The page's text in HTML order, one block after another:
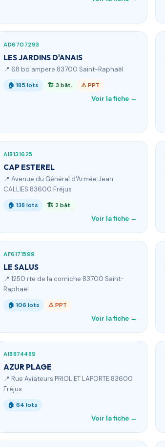
AD6707293
LES JARDINS D'ANAIS
📍 68 bd ampere 83700 Saint-Raphaël
🏠 185 lots 🏗 3 bât. ⚠ PPT
Voir la fiche →
AI8131625
CAP ESTEREL
📍 Avenue du Général d'Armée Jean
CALLIES 83600 Fréjus
🏠 138 lots 🏗 2 bât.
Voir la fiche →
AF6171599
LE SALUS
📍 1250 rte de la corniche 83700 Saint-
Raphaël
🏠 106 lots ⚠ PPT
Voir la fiche →
AI8874489
AZUR PLAGE
📍 Rue Aviateurs PRIOL ET LAPORTE 83600
Fréjus
🏠 64 lots
Voir la fiche →